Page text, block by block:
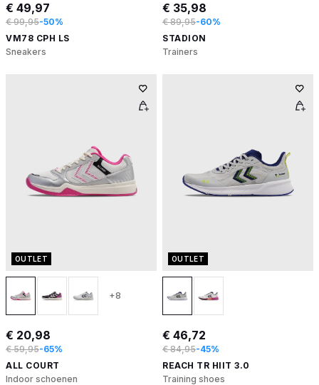
€ 49,97
€ 99,95-50%
VM78 CPH LS
Sneakers
€ 35,98
€ 89,95-60%
STADION
Trainers
OUTLET
+8
€ 20,98
€ 59,95-65%
ALL COURT
Indoor schoenen
OUTLET
€ 46,72
€ 84,95-45%
REACH TR HIIT 3.0
Training shoes